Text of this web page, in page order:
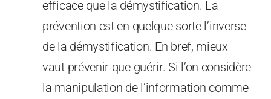
efficace que la démystification. La
prévention est en quelque sorte l’inverse
de la démystification. En bref, mieux
vaut prévenir que guérir. Si l’on considère
la manipulation de l’information comme